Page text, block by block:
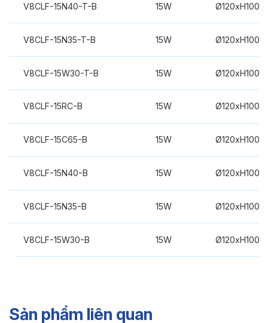
V8CLF-15N40-T-B 15W
V8CLF-15N35-T-B 15W
V8CLF-15W30-T-B 15W
V8CLF-15RC-B 15W
V8CLF-15C65-B 15W
V8CLF-15N40-B 15W
V8CLF-15N35-B 15W
V8CLF-15W30-B 15W
Sản phẩm liên quan